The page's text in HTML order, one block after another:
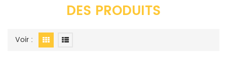
DES PRODUITS
Voir :